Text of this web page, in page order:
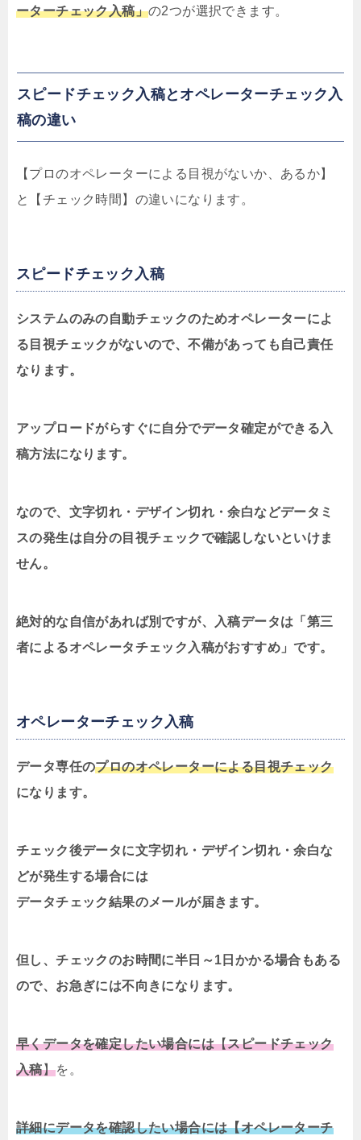
ーターチェック入稿」の2つが選択できます。
スピードチェック入稿とオペレーターチェック入
稿の違い
【プロのオペレーターによる目視がないか、あるか】
と【チェック時間】の違いになります。
スピードチェック入稿
システムのみの自動チェックのためオペレーターによ
る目視チェックがないので、不備があっても自己責任
なります。
アップロードがらすぐに自分でデータ確定ができる入
稿方法になります。
なので、文字切れ・デザイン切れ・余白などデータミ
スの発生は自分の目視チェックで確認しないといけま
せん。
絶対的な自信があれば別ですが、入稿データは「第三
者によるオペレータチェック入稿がおすすめ」です。
オペレーターチェック入稿
データ専任のプロのオペレーターによる目視チェック
になります。
チェック後データに文字切れ・デザイン切れ・余白な
どが発生する場合には
データチェック結果のメールが届きます。
但し、チェックのお時間に半日～1日かかる場合もある
ので、お急ぎには不向きになります。
早くデータを確定したい場合には【スピードチェック
入稿】を。
詳細にデータを確認したい場合には【オペレーターチ